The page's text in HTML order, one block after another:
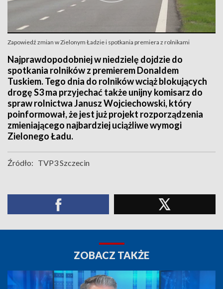
Zapowiedź zmian w Zielonym Ładzie i spotkania premiera z rolnikami
Najprawdopodobniej w niedzielę dojdzie do
spotkania rolników z premierem Donaldem
Tuskiem. Tego dnia do rolników wciąż blokujących
drogę S3 ma przyjechać także unijny komisarz do
spraw rolnictwa Janusz Wojciechowski, który
poinformował, że jest już projekt rozporządzenia
zmieniającego najbardziej uciążliwe wymogi
Zielonego Ładu.
Źródło: TVP3 Szczecin
ZOBACZ TAKŻE